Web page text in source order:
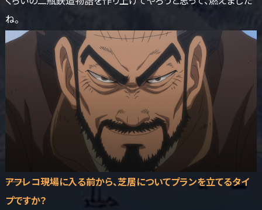
ね。
――アフレコ現場に入る前から、芝居についてプランを立てるタイ
プですか？